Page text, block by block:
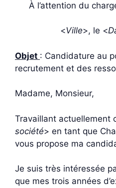
À l’attention du
<Ville>, le <
Objet : Candidature au
recrutement et des
Madame, Monsieur,
Travaillant actuellement
société> en tant que
vous propose ma
Je suis très intéressée
que mes trois années